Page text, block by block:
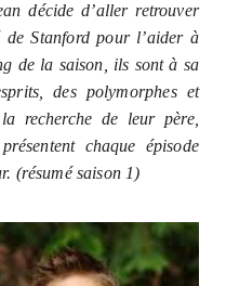
décide d’aller retrouver
de Stanford pour l’aider à
de la saison, ils sont à sa
des polymorphes et
recherche de leur père,
chaque épisode
(résumé saison 1)